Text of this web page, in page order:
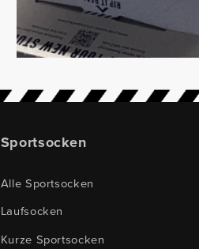
Sportsocken
Alle Sportsocken
Laufsocken
Kurze Sportsocken